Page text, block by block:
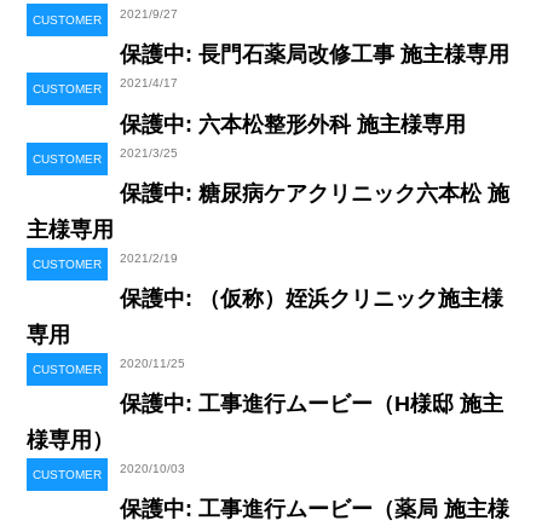
2021/9/27
CUSTOMER
保護中: 長門石薬局改修工事 施主様専用
2021/4/17
CUSTOMER
保護中: 六本松整形外科 施主様専用
2021/3/25
CUSTOMER
保護中: 糖尿病ケアクリニック六本松 施
主様専用
2021/2/19
CUSTOMER
保護中: （仮称）姪浜クリニック施主様
専用
2020/11/25
CUSTOMER
保護中: 工事進行ムービー（H様邸 施主
様専用）
2020/10/03
CUSTOMER
保護中: 工事進行ムービー（薬局 施主様